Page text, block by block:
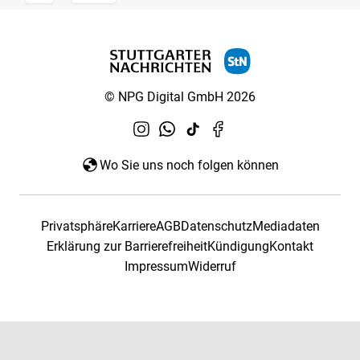
© NPG Digital GmbH 2026
Wo Sie uns noch folgen können
PrivatsphäreKarriereAGBDatenschutzMediadaten
Erklärung zur BarrierefreiheitKündigungKontakt
ImpressumWiderruf